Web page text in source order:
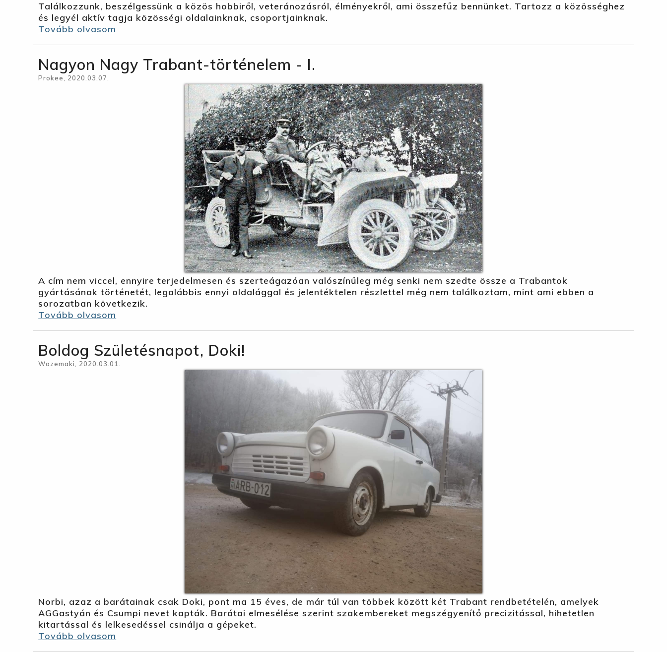
Találkozzunk, beszélgessünk a közös hobbiről, veteránozásról, élményekről, ami összefűz bennünket. Tartozz a közösséghez
és legyél aktív tagja közösségi oldalainknak, csoportjainknak.
Tovább olvasom
Nagyon Nagy Trabant-történelem - I.
Prokee, 2020.03.07.
A cím nem viccel, ennyire terjedelmesen és szerteágazóan valószínűleg még senki nem szedte össze a Trabantok
gyártásának történetét, legalábbis ennyi oldalággal és jelentéktelen részlettel még nem találkoztam, mint ami ebben a
sorozatban következik.
Tovább olvasom
Boldog Születésnapot, Doki!
Wazemaki, 2020.03.01.
Norbi, azaz a barátainak csak Doki, pont ma 15 éves, de már túl van többek között két Trabant rendbetételén, amelyek
AGGastyán és Csumpi nevet kapták. Barátai elmesélése szerint szakembereket megszégyenítő precizitással, hihetetlen
kitartással és lelkesedéssel csinálja a gépeket.
Tovább olvasom